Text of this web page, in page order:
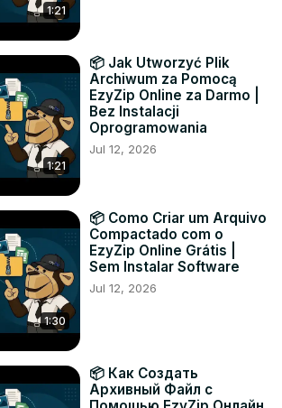
1:21
1:21
📦 Jak Utworzyć Plik
Archiwum za Pomocą
EzyZip Online za Darmo |
Bez Instalacji
Oprogramowania
Jul 12, 2026
1:30
📦 Como Criar um Arquivo
Compactado com o
EzyZip Online Grátis |
Sem Instalar Software
Jul 12, 2026
📦 Как Создать
Архивный Файл с